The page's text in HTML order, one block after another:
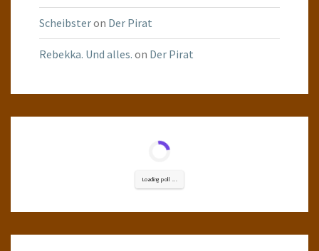
Scheibsteron Der Pirat
Rebekka. Und alles. on Der Pirat
Loading poll ...